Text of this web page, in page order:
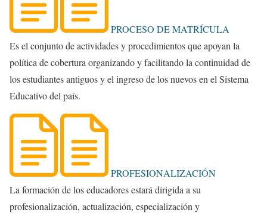
PROCESO DE MATRÍCULA
Es el conjunto de actividades y procedimientos que apoyan la
política de cobertura organizando y facilitando la continuidad de
los estudiantes antiguos y el ingreso de los nuevos en el Sistema
Educativo del país.
PROFESIONALIZACIÓN
La formación de los educadores estará dirigida a su
profesionalización, actualización, especialización y